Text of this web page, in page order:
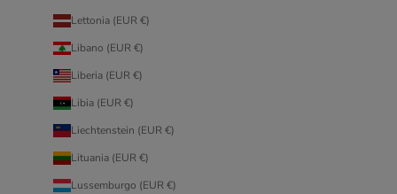
Lettonia (EUR €)
Libano (EUR €)
Liberia (EUR €)
Libia (EUR €)
Liechtenstein (EUR €)
Lituania (EUR €)
Lussemburgo (EUR €)